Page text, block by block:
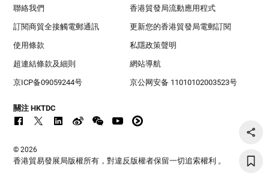
聯絡我們 香港貿發局流動應用程式
訂閱商貿全接觸電郵通訊 更新您的香港貿發局電郵訂閱
使用條款 私隱政策聲明
超連結條款及細則 網站導航
京ICP备09059244号 京公网安备 11010102003523号
關注 HKTDC
© 2026
香港貿易發展局版權所有，對違反版權者保留一切追索權利 。